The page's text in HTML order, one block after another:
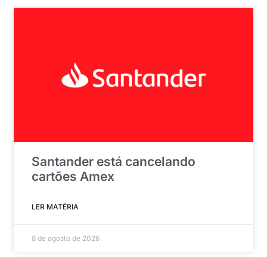
Santander está cancelando
cartões Amex
LER MATÉRIA
8 de agosto de 2026